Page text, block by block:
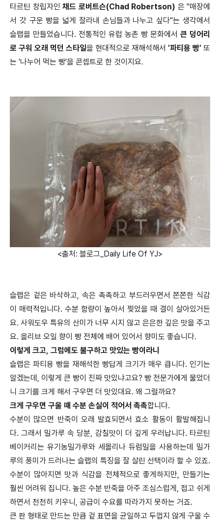
타르틴 창립자인 채드 로버트슨(Chad Robertson) 은 "매장에
서 갓 구운 빵을 넓게 잘라내 손님들과 나누고 싶다"는 생각에서
슬랩을 만들었습니다. 전통적인 유럽 농촌 빵 문화에서 큰 덩어리
로 구워 오래 먹던 스타일을 현대적으로 재해석해서 '파티용 빵' 또
는 '나누어 먹는 빵'을 콘셉트로 한 것이지요.
<출처: 블로그_Daily Life Of YJ>
슬랩은 겉은 바삭하고, 속은 촉촉하고 부드러우면서 쫀쫀한 식감
이 매력적입니다. 수분 함량이 높아서 찢었을 때 결이 살아있거든
요. 사워도우 특유의 산미가 너무 시지 않고 은은한 깊은 맛을 주고
요. 올리브 오일 향이 빵 전체에 배어 있어서 향미도 좋습니다.
이렇게 크고, 그럼에도 불구하고 맛있는 빵이라니
슬랩은 파티용 빵을 재해석한 빵답게 크기가 매우 큽니다. 인기는
알겠는데, 이렇게 큰 빵이 진짜 맛있냐고요? 빵 전문가에게 물었더
니 크기를 크게 해서 구우면 더 맛있대요. 왜 그럴까요?
크게 구우면 구울 때 수분 손실이 적어서 촉촉합니다.
수분이 많으면 반죽이 오래 발효되면서 효소 활동이 활발해집니
다. 그래서 밀가루 속 당분, 감칠맛이 더 깊게 우러납니다. 타르틴
베이커리는 유기농밀가루와 세몰리나 듀럼밀을 사용하는데 밀가
루의 풍미가 드러나는 슬랩의 특징을 잘 살린 선택이라 할 수 있죠.
수분이 많아지면 맛과 식감을 전체적으로 좋게하지만, 만들기는
훨씬 어려워 집니다. 높은 수분 반죽을 아주 조심스럽게, 접고 쉬게
하면서 천천히 키우니, 공급이 수요를 따라가지 못하는 거죠.
큰 판 형태로 만드는 만큼 겉 표면을 균일하고 두껍지 않게 구울 수